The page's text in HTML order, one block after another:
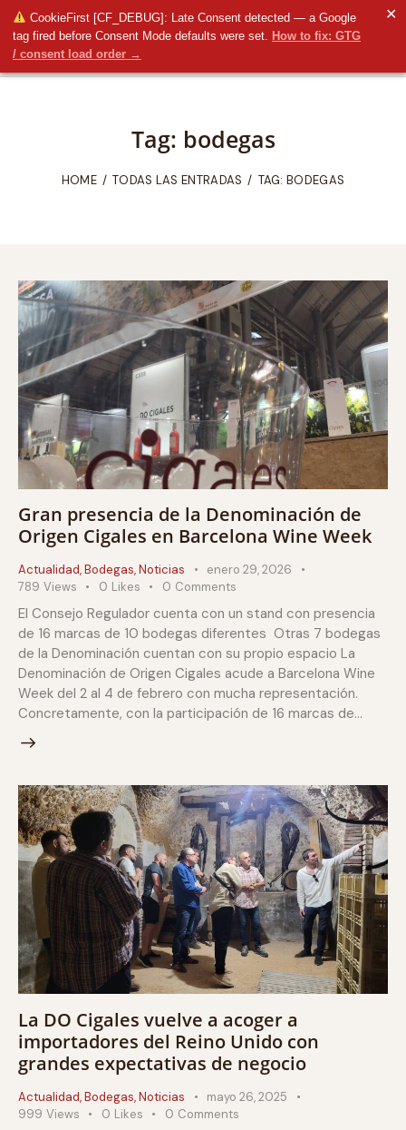
CookieFirst [CF_DEBUG]: Late Consent detected — a Google
tag fired before Consent Mode defaults were set. How to fix: GTG
/ consent load order →
✕
Tag: bodegas
HOME TODAS LAS ENTRADAS TAG: BODEGAS
Gran presencia de la Denominación de
Origen Cigales en Barcelona Wine Week
Actualidad,Bodegas,Noticias
enero 29, 2026
789 Views 0 Likes 0 Comments
El Consejo Regulador cuenta con un stand con presencia
de 16 marcas de 10 bodegas diferentes Otras 7 bodegas
de la Denominación cuentan con su propio espacio La
Denominación de Origen Cigales acude a Barcelona Wine
Week del 2 al 4 de febrero con mucha representación.
Concretamente, con la participación de 16 marcas de…
La DO Cigales vuelve a acoger a
importadores del Reino Unido con
grandes expectativas de negocio
Actualidad,Bodegas,Noticias
mayo 26, 2025
999 Views 0 Likes 0 Comments